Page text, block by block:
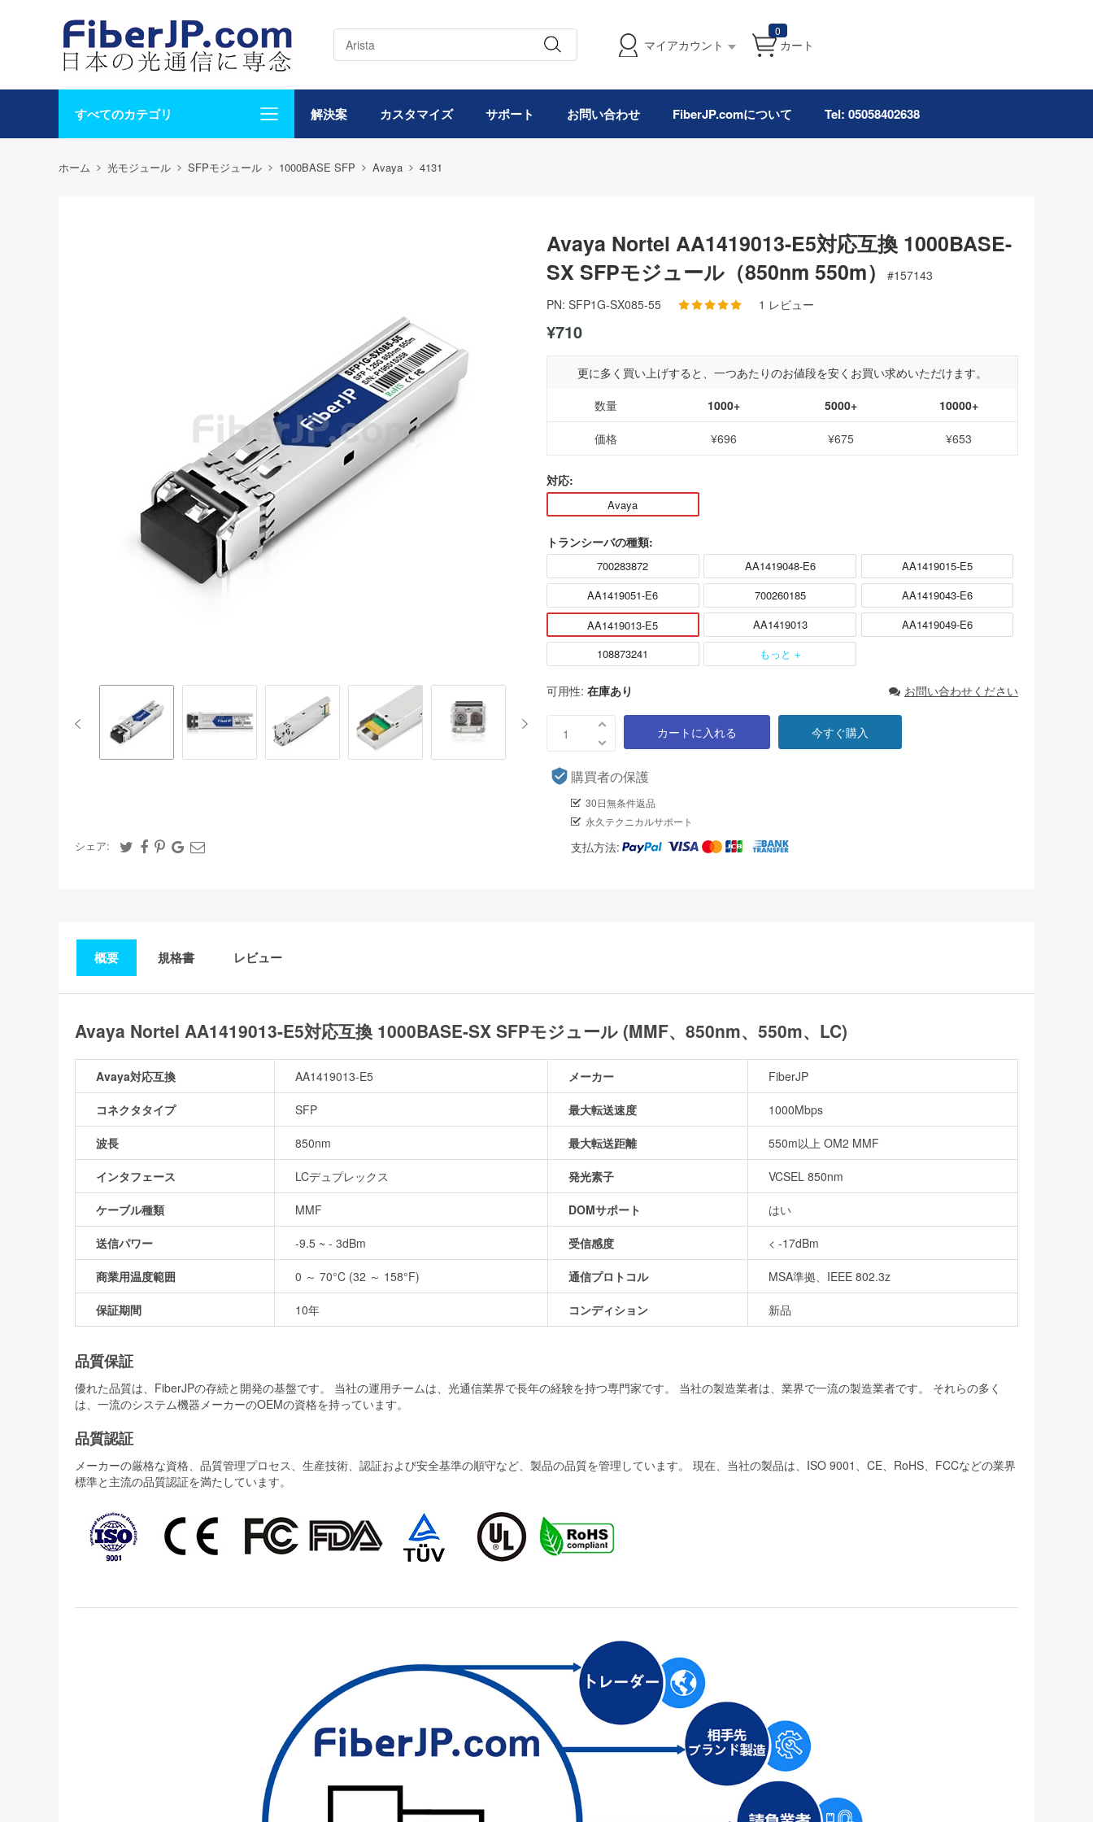
マイアカウント
0
カート
すべてのカテゴリ 解決案 カスタマイズ サポート お問い合わせ FiberJP.comについて Tel: 05058402638
ホーム 光モジュール SFPモジュール 1000BASE SFP Avaya 4131
シェア:
Avaya Nortel AA1419013-E5対応互換 1000BASE-
SX SFPモジュール（850nm 550m）
#157143
PN: SFP1G-SX085-55 1 レビュー
¥710
更に多く買い上げすると、一つあたりのお値段を安くお買い求めいただけます。
数量
1000+ 5000+ 10000+
価格 ¥696 ¥675 ¥653
対応:
Avaya
トランシーバの種類:
700283872 AA1419048-E6
AA1419015-E5
AA1419051-E6
700260185
AA1419043-E6
AA1419013-E5
AA1419013
AA1419049-E6
108873241
もっと +
可用性: 在庫あり お問い合わせください
カートに入れる 今すぐ購入
購買者の保護
30日無条件返品
永久テクニカルサポート
支払方法:
概要 規格書 レビュー
Avaya Nortel AA1419013-E5対応互換 1000BASE-SX SFPモジュール (MMF、850nm、550m、LC)
Avaya対応互換 AA1419013-E5 メーカー FiberJP
コネクタタイプ SFP 最大転送速度 1000Mbps
波長 850nm 最大転送距離 550m以上 OM2 MMF
インタフェース LCデュプレックス 発光素子 VCSEL 850nm
ケーブル種類 MMF DOMサポート はい
送信パワー -9.5 ~ - 3dBm 受信感度 < -17dBm
商業用温度範囲 0 ～ 70°C (32 ～ 158°F) 通信プロトコル MSA準拠、IEEE 802.3z
保証期間 10年 コンディション 新品
品質保証
優れた品質は、FiberJPの存続と開発の基盤です。 当社の運用チームは、光通信業界で長年の経験を持つ専門家です。 当社の製造業者は、業界で一流の製造業者です。 それらの多く
は、一流のシステム機器メーカーのOEMの資格を持っています。
品質認証
メーカーの厳格な資格、品質管理プロセス、生産技術、認証および安全基準の順守など、製品の品質を管理しています。 現在、当社の製品は、ISO 9001、CE、RoHS、FCCなどの業界
標準と主流の品質認証を満たしています。